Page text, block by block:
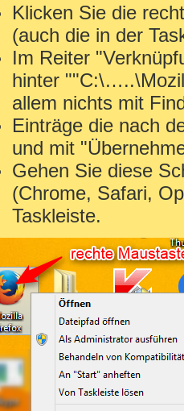
Klicken Sie die
(auch die in der
Im Reiter
hinter
allem nichts mit
Einträge die nach
und mit
Gehen Sie diese
(Chrome, Safari,
Taskleiste.